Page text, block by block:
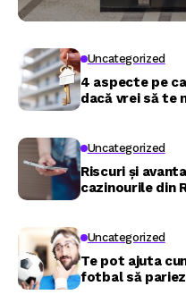
Uncategorized
4 aspecte pe
dacă vrei să te
Uncategorized
Riscuri și
cazinourile din
Uncategorized
Te pot ajuta
fotbal să